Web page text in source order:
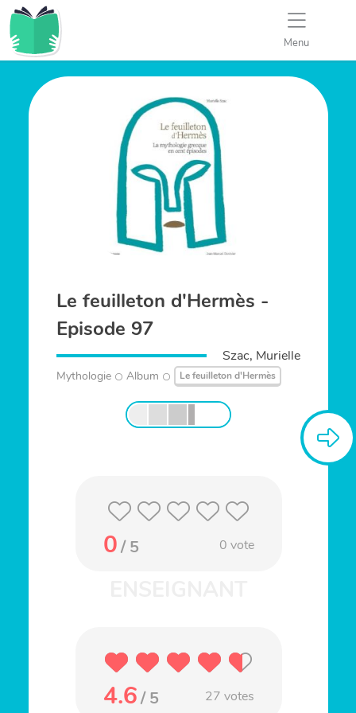
Menu
Le feuilleton d'Hermès -
Episode 97
Szac, Murielle
Mythologie Album Le feuilleton d'Hermès
0/ 5 0 vote
4.6/ 5 27 votes